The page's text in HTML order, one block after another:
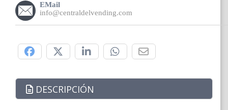
EMail
info@centraldelvending.com
DESCRIPCIÓN